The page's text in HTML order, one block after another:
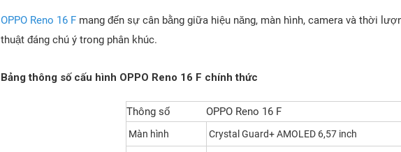
OPPO Reno 16 Fmang đến sự cân bằng giữa hiệu năng, màn hình, camera và thời
thuật đáng chú ý trong phân khúc.
Bảng thông số cấu hình OPPO Reno 16 F chính thức
Thông số OPPO Reno 16 F
Màn hình Crystal Guard+ AMOLED 6,57 inch